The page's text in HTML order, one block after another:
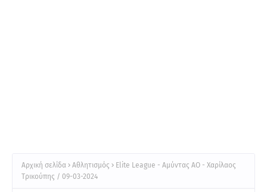
Αρχική σελίδα Αθλητισμός
Elite League - Αμύντας ΑΟ - Χαρίλαος
Τρικούπης / 09-03-2024